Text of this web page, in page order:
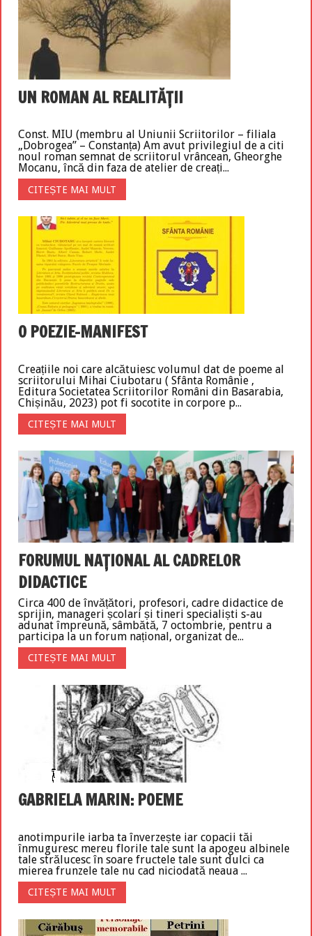
UN ROMAN AL REALITĂȚII
Const. MIU (membru al Uniunii Scriitorilor – filiala
„Dobrogea” – Constanța) Am avut privilegiul de a citi
noul roman semnat de scriitorul vrâncean, Gheorghe
Mocanu, încă din faza de atelier de creați...
CITEȘTE MAI MULT
O POEZIE-MANIFEST
Creațiile noi care alcătuiesc volumul dat de poeme al
scriitorului Mihai Ciubotaru ( Sfânta Românie ,
Editura Societatea Scriitorilor Români din Basarabia,
Chișinău, 2023) pot fi socotite in corpore p...
CITEȘTE MAI MULT
FORUMUL NAȚIONAL AL CADRELOR
DIDACTICE
Circa 400 de învățători, profesori, cadre didactice de
sprijin, manageri școlari și tineri specialiști s-au
adunat împreună, sâmbătă, 7 octombrie, pentru a
participa la un forum național, organizat de...
CITEȘTE MAI MULT
GABRIELA MARIN: POEME
anotimpurile iarba ta înverzește iar copacii tăi
înmuguresc mereu florile tale sunt la apogeu albinele
tale strălucesc în soare fructele tale sunt dulci ca
mierea frunzele tale nu cad niciodată neaua ...
CITEȘTE MAI MULT